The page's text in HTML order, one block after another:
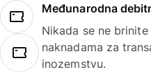
Međunarodna
Nikada se ne
naknadama za
inozemstvu.